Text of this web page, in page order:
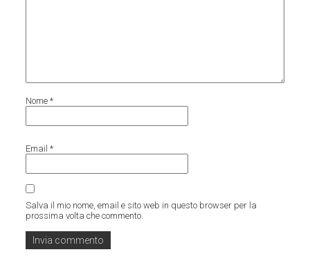
Nome*
Email*
Salva il mio nome, email e sito web in questo browser per la
prossima volta che commento.